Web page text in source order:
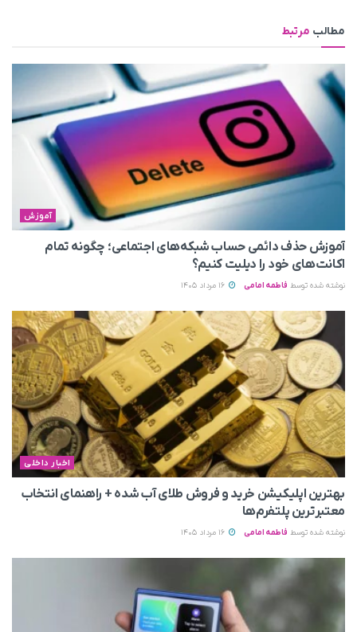
مطالب مرتبط
آموزش
آموزش حذف دائمی حساب شبکه‌های اجتماعی؛ چگونه تمام
اکانت‌های خود را دیلیت کنیم؟
نوشته شده توسط فاطمه امامی
اخبار داخلی
بهترین اپلیکیشن خرید و فروش طلای آب شده + راهنمای انتخاب
معتبرترین پلتفرم‌ها
نوشته شده توسط فاطمه امامی